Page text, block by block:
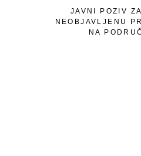
JAVNI POZIV
NEOBJAVLJENU
NA